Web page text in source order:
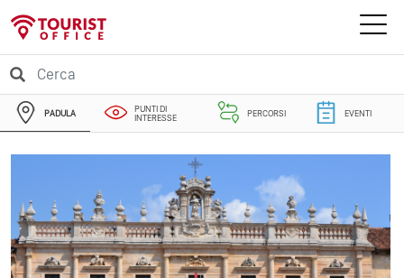
PADULA
PUNTI DI
INTERESSE
PERCORSI EVENTI